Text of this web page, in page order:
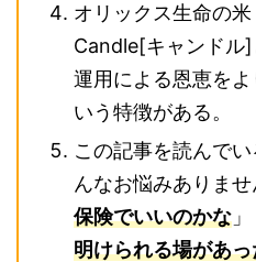
オリックス生命の
Candle[キャンドル
運用による恩恵を
いう特徴がある。
この記事を読んで
んなお悩みありませ
保険でいいのかな 」
明けられる場があ